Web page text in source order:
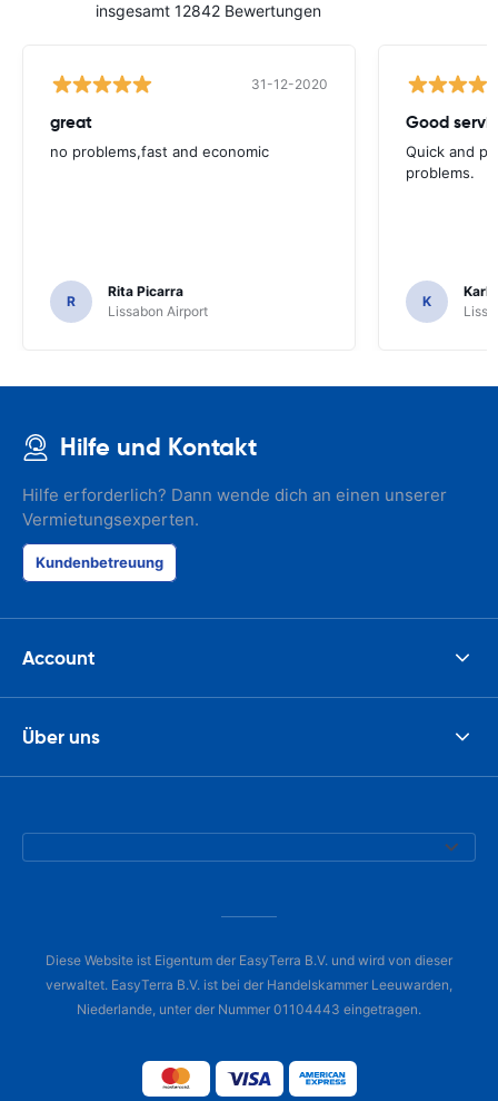
insgesamt 12842 Bewertungen
31-12-2020
great
no problems,fast and economic
R
Rita Picarra
Lissabon Airport
Good
Quick and
problems.
K
Karl
Hilfe und Kontakt
Hilfe erforderlich? Dann wende dich an einen unserer
Vermietungsexperten.
Kundenbetreuung
Account
Über uns
Diese Website ist Eigentum der EasyTerra B.V. und wird von dieser
verwaltet. EasyTerra B.V. ist bei der Handelskammer Leeuwarden,
Niederlande, unter der Nummer 01104443 eingetragen.